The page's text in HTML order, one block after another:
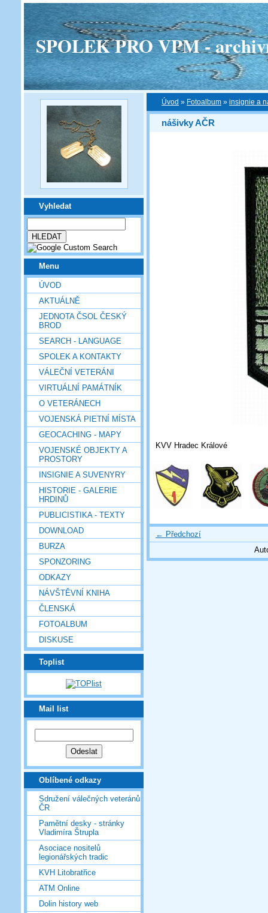
SPOLEK PRO VPM -
Vyhledat
Menu
ÚVOD
AKTUÁLNĚ
JEDNOTA ČSOL ČESKÝ
BROD
SEARCH - LANGUAGE
SPOLEK A KONTAKTY
VÁLEČNÍ VETERÁNI
VIRTUÁLNÍ PAMÁTNÍK
O VETERÁNECH
VOJENSKÁ PIETNÍ MÍSTA
GEOCACHING - MAPY
VOJENSKÉ OBJEKTY A
PROSTORY
INSIGNIE A SUVENYRY
HISTORIE - GALERIE
HRDINŮ
PUBLICISTIKA - TEXTY
DOWNLOAD
BURZA
SPONZORING
ODKAZY
NÁVŠTĚVNÍ KNIHA
ČLENSKÁ
FOTOALBUM
DISKUSE
Toplist
Mail list
Oblíbené odkazy
Sdružení válečných veteránů
ČR
Pamětní desky - stránky
Vladimíra Štrupla
Asociace nositelů
legionářských tradic
KVH Litobratřice
ATM Online
Dolin history web
Úvod » Fotoalbum » insignie a
nášivky AČR
KVV Hradec Králové
← Předchozí